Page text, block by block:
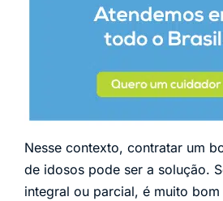
Nesse contexto, contratar um
de idosos pode ser a solução.
integral ou parcial, é muito